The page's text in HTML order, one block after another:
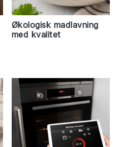
Økologisk madlavning
med kvalitet